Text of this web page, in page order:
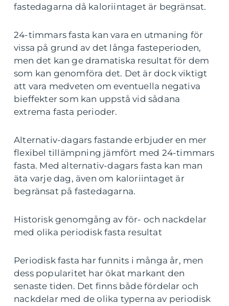
fastedagarna då kaloriintaget är begränsat.
24-timmars fasta kan vara en utmaning för
vissa på grund av det långa fasteperioden,
men det kan ge dramatiska resultat för dem
som kan genomföra det. Det är dock viktigt
att vara medveten om eventuella negativa
bieffekter som kan uppstå vid sådana
extrema fasta perioder.
Alternativ-dagars fastande erbjuder en mer
flexibel tillämpning jämfört med 24-timmars
fasta. Med alternativ-dagars fasta kan man
äta varje dag, även om kaloriintaget är
begränsat på fastedagarna.
Historisk genomgång av för- och nackdelar
med olika periodisk fasta resultat
Periodisk fasta har funnits i många år, men
dess popularitet har ökat markant den
senaste tiden. Det finns både fördelar och
nackdelar med de olika typerna av periodisk